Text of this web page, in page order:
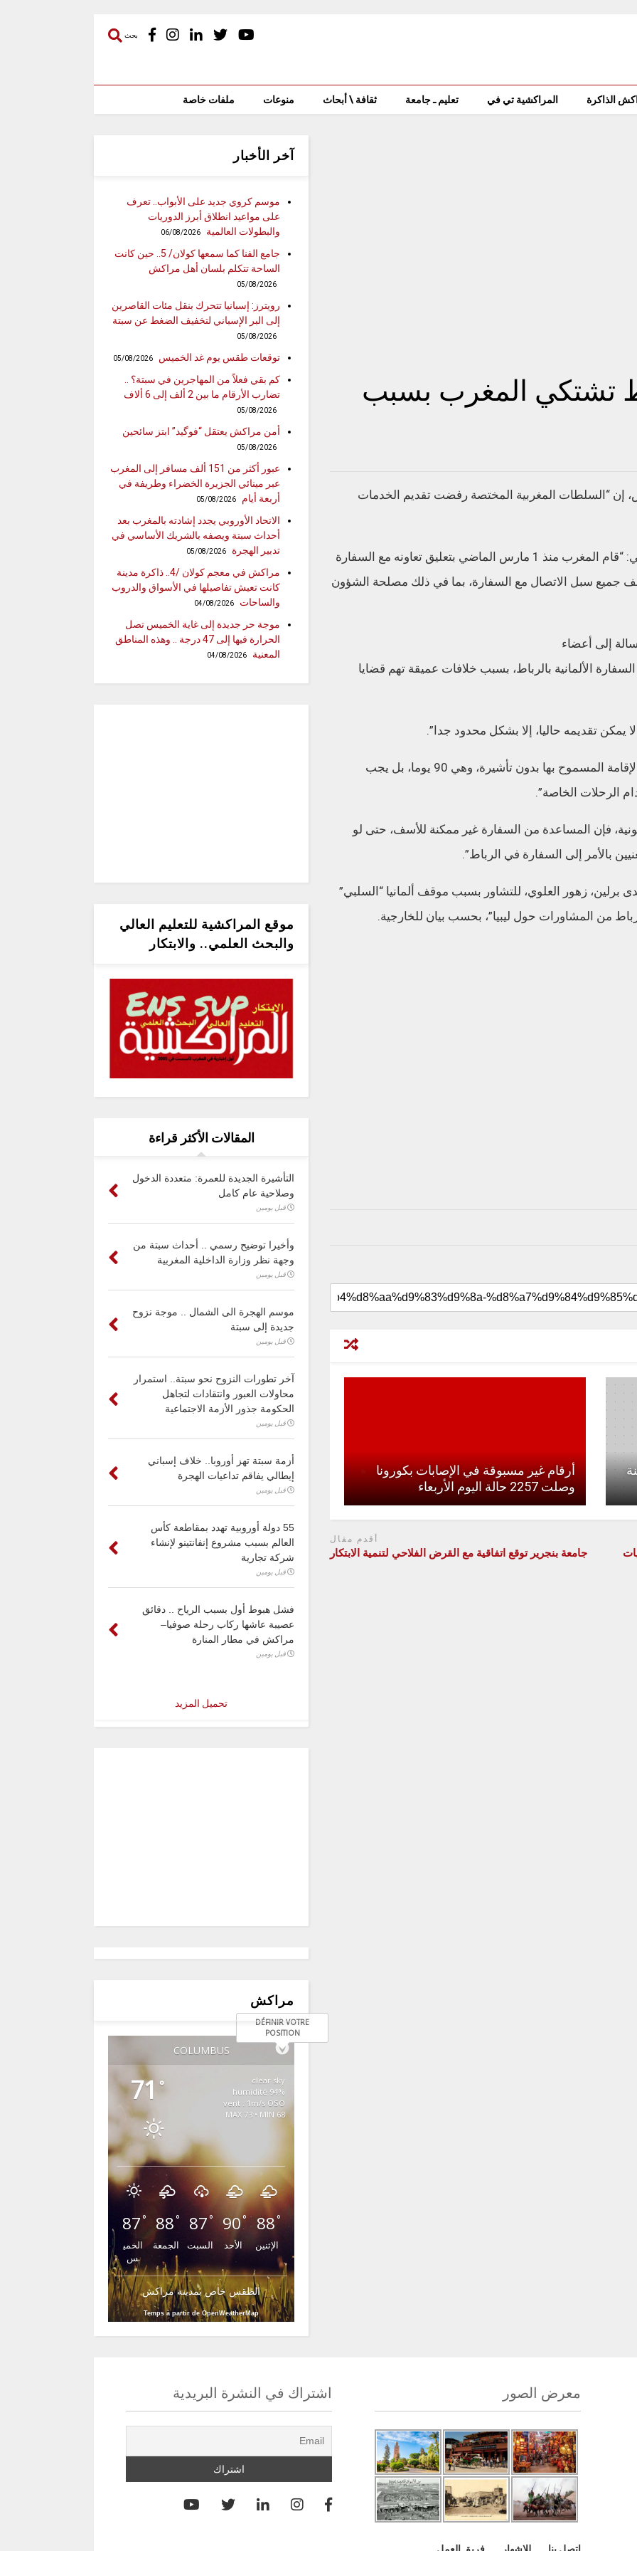
بحث
الذاكرة المراكشية تي في تعليم ـ جامعة ثقافة \ أبحاث منوعات ملفات خاصة
تشتكي المغرب بسبب
إن “السلطات المغربية المختصة رفضت تقديم الخدمات
وأضافت السفارة في بيان عبر موقعها الإلكتروني: “قام المغرب منذ 1 مارس الماضي بتعليق تعاونه مع السفارة
جميع سبل الاتصال مع السفارة، بما في ذلك مصلحة الشؤون
إلى أعضاء
الألمانية بالرباط، بسبب خلافات عميقة تهم قضايا
يمكن تقديمه حاليا، إلا بشكل محدود جدا”.
ونصحت المواطنين الألمان بـ”عدم تجاوز فترة الإقامة المسموح بها بدون تأشيرة، وهي 90 يوما، بل يجب
الرحلات الخاصة”.
فإن المساعدة من السفارة غير ممكنة للأسف، حتى لو
بالأمر إلى السفارة في الرباط”.
برلين، زهور العلوي، للتشاور بسبب موقف ألمانيا “السلبي”
من المشاورات حول ليبيا”، بحسب بيان للخارجية.
سنة
أرقام غير مسبوقة في الإصابات بكورونا
وصلت 2257 حالة اليوم الأربعاء
أقدم مقال
جامعة بنجرير توقع اتفاقية مع القرض الفلاحي لتنمية الابتكار
آخر الأخبار
موسم كروي جديد على الأبواب.. تعرف
على مواعيد انطلاق أبرز الدوريات
والبطولات العالمية
06/08/2026
جامع الفنا كما سمعها كولان/ 5.. حين كانت
الساحة تتكلم بلسان أهل مراكش
05/08/2026
رويترز: إسبانيا تتحرك بنقل مئات القاصرين
إلى البر الإسباني لتخفيف الضغط عن سبتة
05/08/2026
توقعات طقس يوم غد الخميس 05/08/2026
كم بقي فعلاً من المهاجرين في سبتة؟ ..
تضارب الأرقام ما بين 2 ألف إلى 6 ألاف
05/08/2026
أمن مراكش يعتقل “فوگيد” ابتز سائحين
05/08/2026
عبور أكثر من 151 ألف مسافر إلى المغرب
عبر مينائي الجزيرة الخضراء وطريفة في
أربعة أيام
05/08/2026
الاتحاد الأوروبي يجدد إشادته بالمغرب بعد
أحداث سبتة ويصفه بالشريك الأساسي في
تدبير الهجرة
05/08/2026
مراكش في معجم كولان /4.. ذاكرة مدينة
كانت تعيش تفاصيلها في الأسواق والدروب
والساحات
04/08/2026
موجة حر جديدة إلى غاية الخميس تصل
الحرارة فيها إلى 47 درجة .. وهذه المناطق
المعنية
04/08/2026
موقع المراكشية للتعليم العالي
والبحث العلمي.. والابتكار
المقالات الأكثر قراءة
التأشيرة الجديدة للعمرة: متعددة الدخول
وصلاحية عام كامل
قبل يومين
وأخيرا توضيح رسمي .. أحداث سبتة من
وجهة نظر وزارة الداخلية المغربية
قبل يومين
موسم الهجرة الى الشمال .. موجة نزوح
جديدة إلى سبتة
قبل يومين
آخر تطورات النزوح نحو سبتة.. استمرار
محاولات العبور وانتقادات لتجاهل
الحكومة جذور الأزمة الاجتماعية
قبل يومين
أزمة سبتة تهز أوروبا.. خلاف إسباني
إيطالي يفاقم تداعيات الهجرة
قبل يومين
55 دولة أوروبية تهدد بمقاطعة كأس
العالم بسبب مشروع إنفانتينو لإنشاء
شركة تجارية
قبل يومين
فشل هبوط أول بسبب الرياح .. دقائق
عصيبة عاشها ركاب رحلة صوفيا–
مراكش في مطار المنارة
قبل يومين
تحميل المزيد
مراكش
COLUMBUS
DÉFINIR VOTRE
POSITION
71 °
clear sky
94% humidité
vent : 1m/s OSO
MAX 73 • MIN 68
87°
الخمي
س
88°
الجمعة
87°
السبت
90°
الأحد
88°
الإثنين
الطقس خاص بمدينة مراكش
Temps à partir de OpenWeatherMap
معرض الصور اشتراك في النشرة البريدية